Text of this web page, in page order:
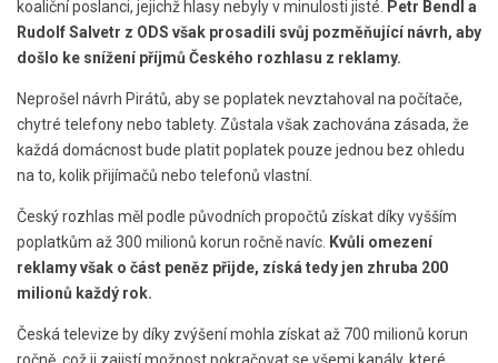
koaliční poslanci, jejichž hlasy nebyly v minulosti jisté.
Petr Bendl a
Rudolf Salvetr z ODS však prosadili svůj pozměňující návrh, aby
došlo ke snížení příjmů Českého rozhlasu z reklamy.
Neprošel návrh Pirátů, aby se poplatek nevztahoval na počítače,
chytré telefony nebo tablety. Zůstala však zachována zásada, že
každá domácnost bude platit poplatek pouze jednou bez ohledu
na to, kolik přijímačů nebo telefonů vlastní.
Český rozhlas měl podle původních propočtů získat díky vyšším
poplatkům až 300 milionů korun ročně navíc. Kvůli omezení
reklamy však o část peněz přijde, získá tedy jen zhruba 200
milionů každý rok.
Česká televize by díky zvýšení mohla získat až 700 milionů korun